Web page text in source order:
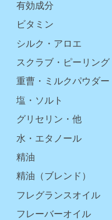
有効成分
ビタミン
シルク・アロエ
スクラブ・ピーリング
重曹・ミルクパウダー
塩・ソルト
グリセリン・他
水・エタノール
精油
精油（ブレンド）
フレグランスオイル
フレーバーオイル